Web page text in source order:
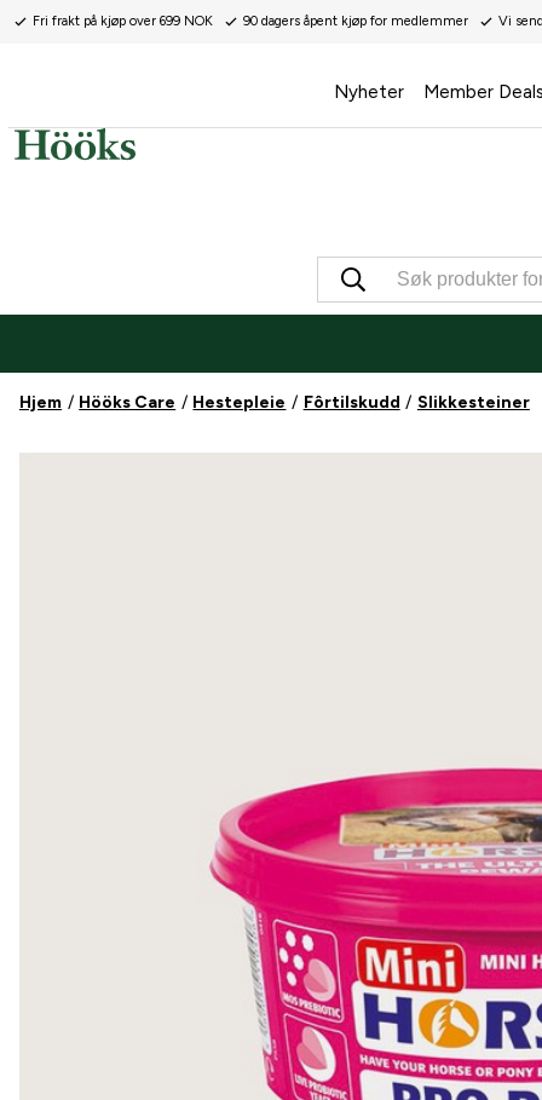
Fri frakt på kjøp over 699 NOK 90 dagers åpent kjøp for medlemmer Vi
Nyheter Member
Hjem Hööks Care Hestepleie Fôrtilskudd Slikkesteiner